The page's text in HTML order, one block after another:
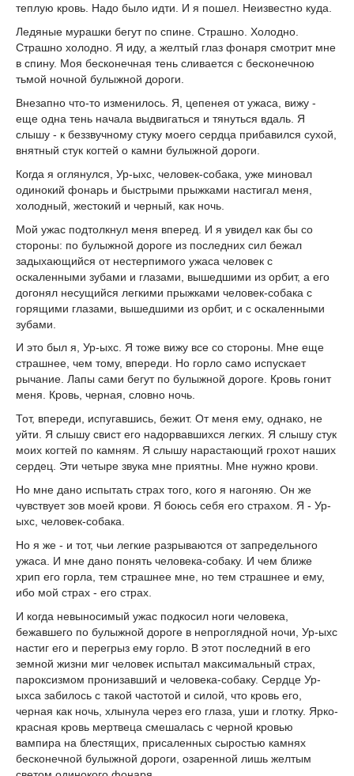
теплую кровь. Надо было идти. И я пошел. Неизвестно куда.
Ледяные мурашки бегут по спине. Страшно. Холодно.
Страшно холодно. Я иду, а желтый глаз фонаря смотрит мне
в спину. Моя бесконечная тень сливается с бесконечною
тьмой ночной булыжной дороги.
Внезапно что-то изменилось. Я, цепенея от ужаса, вижу -
еще одна тень начала выдвигаться и тянуться вдаль. Я
слышу - к беззвучному стуку моего сердца прибавился сухой,
внятный стук когтей о камни булыжной дороги.
Когда я оглянулся, Ур-ыхс, человек-собака, уже миновал
одинокий фонарь и быстрыми прыжками настигал меня,
холодный, жестокий и черный, как ночь.
Мой ужас подтолкнул меня вперед. И я увидел как бы со
стороны: по булыжной дороге из последних сил бежал
задыхающийся от нестерпимого ужаса человек с
оскаленными зубами и глазами, вышедшими из орбит, а его
догонял несущийся легкими прыжками человек-собака с
горящими глазами, вышедшими из орбит, и с оскаленными
зубами.
И это был я, Ур-ыхс. Я тоже вижу все со стороны. Мне еще
страшнее, чем тому, впереди. Но горло само испускает
рычание. Лапы сами бегут по булыжной дороге. Кровь гонит
меня. Кровь, черная, словно ночь.
Тот, впереди, испугавшись, бежит. От меня ему, однако, не
уйти. Я слышу свист его надорвавшихся легких. Я слышу стук
моих когтей по камням. Я слышу нарастающий грохот наших
сердец. Эти четыре звука мне приятны. Мне нужно крови.
Но мне дано испытать страх того, кого я нагоняю. Он же
чувствует зов моей крови. Я боюсь себя его страхом. Я - Ур-
ыхс, человек-собака.
Но я же - и тот, чьи легкие разрываются от запредельного
ужаса. И мне дано понять человека-собаку. И чем ближе
хрип его горла, тем страшнее мне, но тем страшнее и ему,
ибо мой страх - его страх.
И когда невыносимый ужас подкосил ноги человека,
бежавшего по булыжной дороге в непроглядной ночи, Ур-ыхс
настиг его и перегрыз ему горло. В этот последний в его
земной жизни миг человек испытал максимальный страх,
пароксизмом пронизавший и человека-собаку. Сердце Ур-
ыхса забилось с такой частотой и силой, что кровь его,
черная как ночь, хлынула через его глаза, уши и глотку. Ярко-
красная кровь мертвеца смешалась с черной кровью
вампира на блестящих, присаленных сыростью камнях
бесконечной булыжной дороги, озаренной лишь желтым